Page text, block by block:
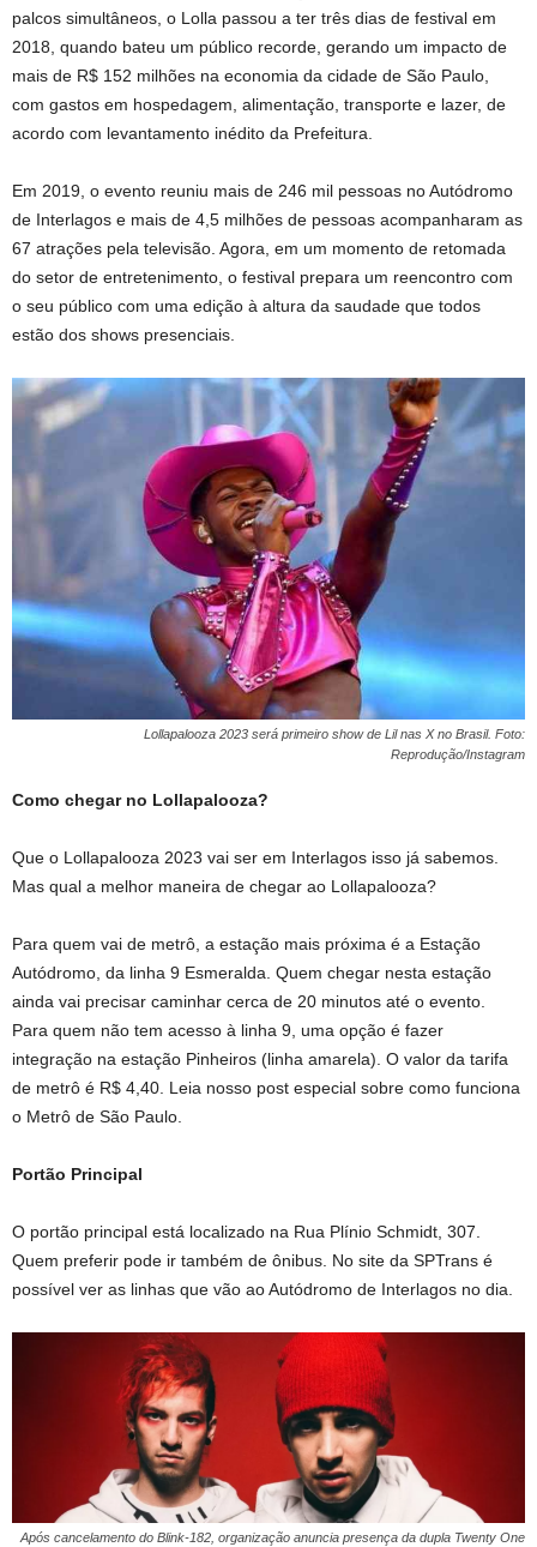
palcos simultâneos, o Lolla passou a ter três dias de festival em
2018, quando bateu um público recorde, gerando um impacto de
mais de R$ 152 milhões na economia da cidade de São Paulo,
com gastos em hospedagem, alimentação, transporte e lazer, de
acordo com levantamento inédito da Prefeitura.
Em 2019, o evento reuniu mais de 246 mil pessoas no Autódromo
de Interlagos e mais de 4,5 milhões de pessoas acompanharam as
67 atrações pela televisão. Agora, em um momento de retomada
do setor de entretenimento, o festival prepara um reencontro com
o seu público com uma edição à altura da saudade que todos
estão dos shows presenciais.
Lollapalooza 2023 será primeiro show de Lil nas X no Brasil. Foto:
Reprodução/Instagram
Como chegar no Lollapalooza?
Que o Lollapalooza 2023 vai ser em Interlagos isso já sabemos.
Mas qual a melhor maneira de chegar ao Lollapalooza?
Para quem vai de metrô, a estação mais próxima é a Estação
Autódromo, da linha 9 Esmeralda. Quem chegar nesta estação
ainda vai precisar caminhar cerca de 20 minutos até o evento.
Para quem não tem acesso à linha 9, uma opção é fazer
integração na estação Pinheiros (linha amarela). O valor da tarifa
de metrô é R$ 4,40. Leia nosso post especial sobre como funciona
o Metrô de São Paulo.
Portão Principal
O portão principal está localizado na Rua Plínio Schmidt, 307.
Quem preferir pode ir também de ônibus. No site da SPTrans é
possível ver as linhas que vão ao Autódromo de Interlagos no dia.
Após cancelamento do Blink-182, organização anuncia presença da dupla Twenty One